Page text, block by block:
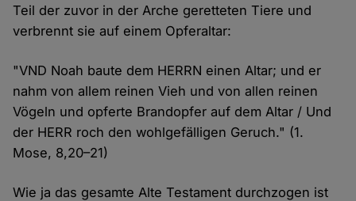
Teil der zuvor in der Arche geretteten Tiere und
verbrennt sie auf einem Opferaltar:
"VND Noah baute dem HERRN einen Altar; und er
nahm von allem reinen Vieh und von allen reinen
Vögeln und opferte Brandopfer auf dem Altar / Und
der HERR roch den wohlgefälligen Geruch." (1.
Mose, 8,20–21)
Wie ja das gesamte Alte Testament durchzogen ist